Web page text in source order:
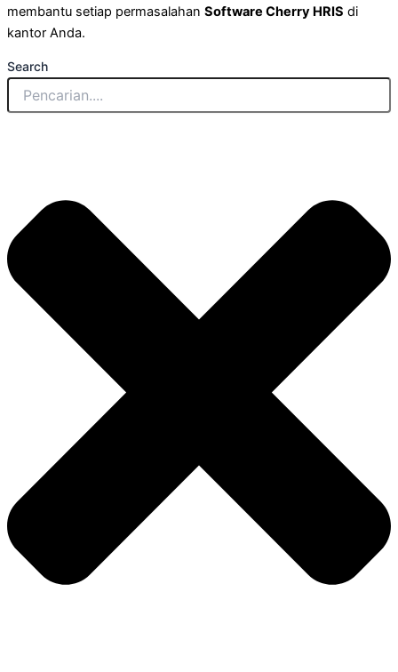
membantu setiap permasalahan Software Cherry HRIS di
kantor Anda.
Search